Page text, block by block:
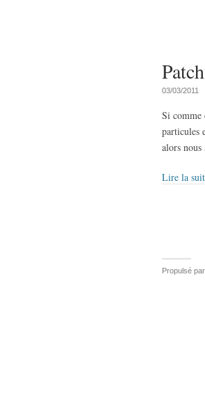
03/03/2011
Si comme
particules
alors
Lire la
Propulsé par